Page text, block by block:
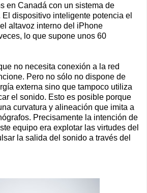
en Canadá con un sistema de
dispositivo inteligente potencia el
altavoz interno del iPhone
lo que supone unos 60
no necesita conexión a la red
Pero no sólo no dispone de
externa sino que tampoco utiliza
el sonido. Esto es posible porque
curvatura y alineación que imita a
Precisamente la intención de
equipo era explotar las virtudes del
la salida del sonido a través del